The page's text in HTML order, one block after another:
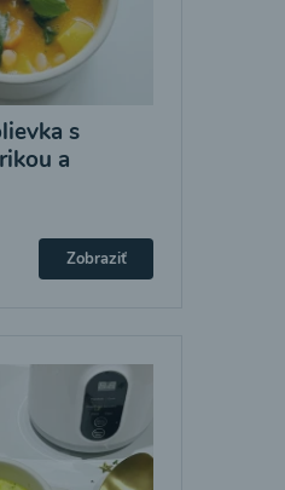
s
a
Zobraziť